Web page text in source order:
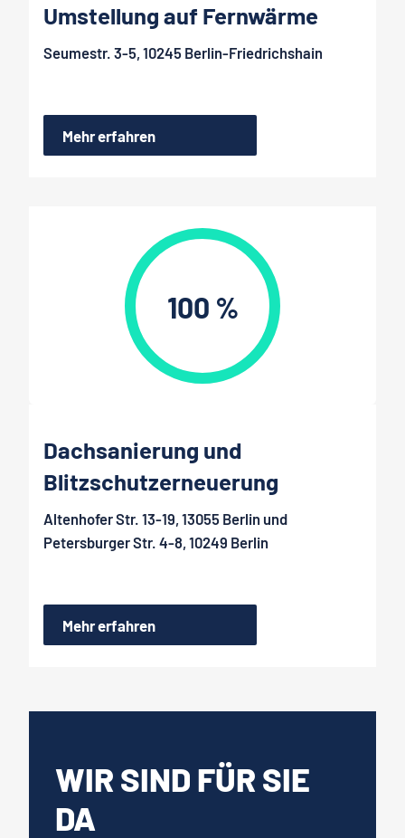
Umstellung auf Fernwärme
Seumestr. 3-5, 10245 Berlin-Friedrichshain
Mehr erfahren
Dachsanierung und
Blitzschutzerneuerung
Altenhofer Str. 13-19, 13055 Berlin und
Petersburger Str. 4-8, 10249 Berlin
Mehr erfahren
100 %
WIR SIND FÜR SIE
DA